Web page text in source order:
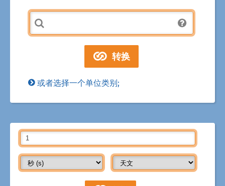
或者选择一个单位类别;